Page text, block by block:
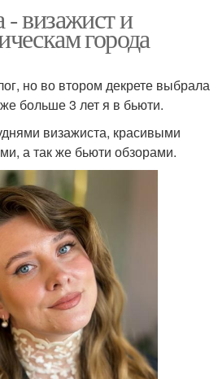
визажист и
города
но во втором декрете выбрала
больше 3 лет я в бьюти.
визажиста, красивыми
а так же бьюти обзорами.